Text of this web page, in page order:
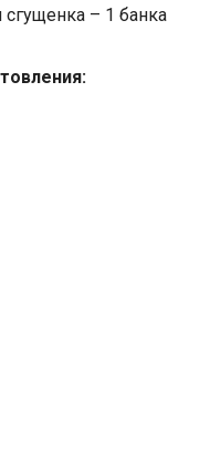
сгущенка – 1 банка